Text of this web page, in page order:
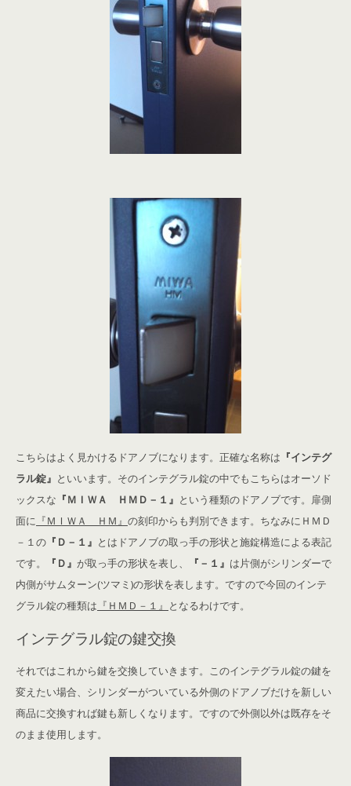
こちらはよく見かけるドアノブになります。正確な名称は 『インテグ
ラル錠』 といいます。そのインテグラル錠の中でもこちらはオーソド
ックスな 『ＭＩＷＡ ＨＭＤ－１』 という種類のドアノブです。扉側
面に 『ＭＩＷＡ ＨＭ』 の刻印からも判別できます。ちなみにＨＭＤ
－１の 『Ｄ－１』 とはドアノブの取っ手の形状と施錠構造による表記
です。
『Ｄ』 が取っ手の形状を表し、 『－１』 は片側がシリンダーで
内側がサムターン(ツマミ)の形状を表します。ですので今回のインテ
グラル錠の種類は 『ＨＭＤ－１』 となるわけです。
インテグラル錠の鍵交換
それではこれから鍵を交換していきます。このインテグラル錠の鍵を
変えたい場合、シリンダーがついている外側のドアノブだけを新しい
商品に交換すれば鍵も新しくなります。ですので外側以外は既存をそ
のまま使用します。